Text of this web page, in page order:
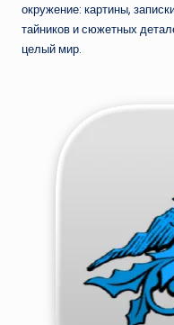
окружение: картины,
тайников и сюжетных
целый мир.